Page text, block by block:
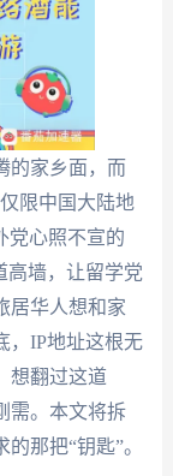
的家乡面，而
限中国大陆地
党心照不宣的
高墙，让留学党
居华人想和家
，IP地址这根无
想翻过这道
需。本文将拆
那把“钥匙”。